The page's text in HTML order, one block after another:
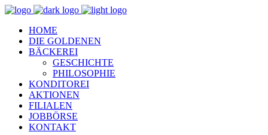
HOME
DIE GOLDENEN
BÄCKEREI
GESCHICHTE
PHILOSOPHIE
KONDITOREI
AKTIONEN
FILIALEN
JOBBÖRSE
KONTAKT